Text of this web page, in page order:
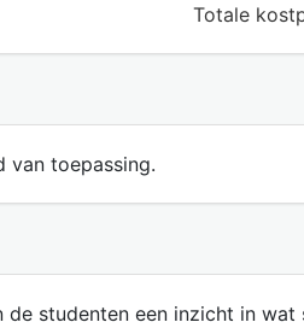
Totale
van toepassing.
studenten een inzicht in